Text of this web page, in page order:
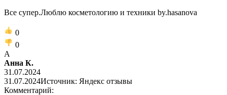
Все супер.Люблю косметологию и техники by.hasanova
0
0
А
Анна К.
31.07.2024
31.07.2024Источник: Яндекс отзывы
Комментарий: